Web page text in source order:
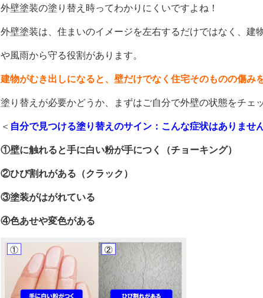
外壁塗装の塗り替え時ってわかりにくいですよね！
外壁塗装は、住まいのイメージを左右するだけではなく、建
や風雨から守る役割があります。
建物がむき出しになると、壁だけでなく住宅そのものの傷み
塗り替えが必要かどうか、まずはご自分で外壁の状態をチェ
＜ 自分で見つける塗り替えのサイン：こんな症状はありませ
①壁に触れると手に白い粉が手につく（チョーキング）
②ひび割れがある（クラック）
③塗装がはがれている
④色あせや変色がある